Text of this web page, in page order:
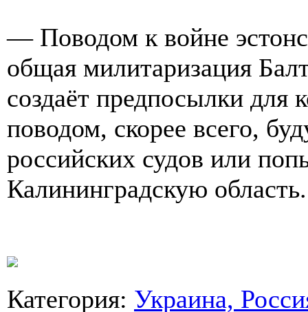
— Поводом к войне
общая милитаризация
создаёт предпосылки для
поводом, скорее всего,
российских судов или
Калининградскую область.
Категория: Украина,